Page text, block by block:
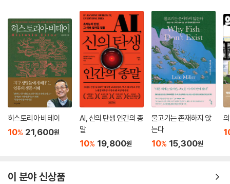
히스토리아 비테이
10% 21,600원
AI, 신의 탄생 인간의 종
말
10% 19,800원
물고기는 존재하지 않
는다
10% 15,300원
이 분야 신상품